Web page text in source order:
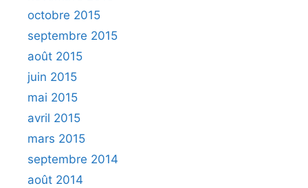
octobre 2015
septembre 2015
août 2015
juin 2015
mai 2015
avril 2015
mars 2015
septembre 2014
août 2014